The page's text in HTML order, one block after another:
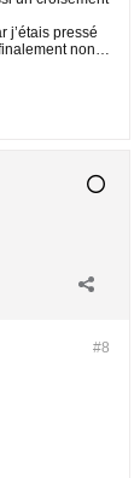
j’étais pressé
non…
#8